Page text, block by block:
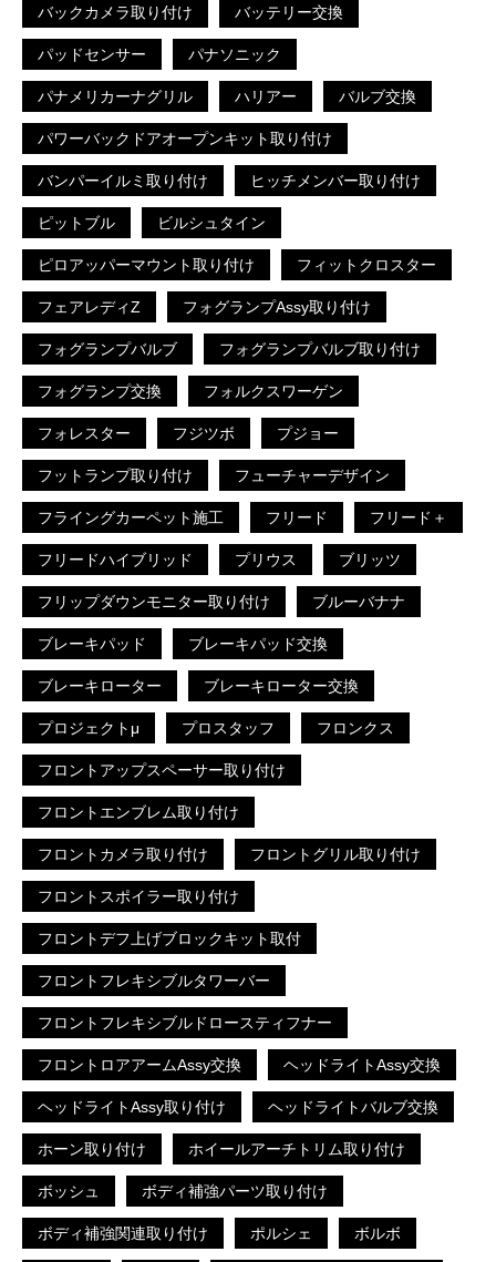
バックカメラ取り付け バッテリー交換
パッドセンサー パナソニック
パナメリカーナグリル ハリアー バルブ交換
パワーバックドアオープンキット取り付け
バンパーイルミ取り付け ヒッチメンバー取り付け
ピットブル ビルシュタイン
ピロアッパーマウント取り付け フィットクロスター
フェアレディZ フォグランプAssy取り付け
フォグランプバルブ フォグランプバルブ取り付け
フォグランプ交換 フォルクスワーゲン
フォレスター フジツボ プジョー
フットランプ取り付け フューチャーデザイン
フライングカーペット施工 フリード フリード＋
フリードハイブリッド プリウス ブリッツ
フリップダウンモニター取り付け ブルーバナナ
ブレーキパッド ブレーキパッド交換
ブレーキローター ブレーキローター交換
プロジェクトμ プロスタッフ フロンクス
フロントアップスペーサー取り付け
フロントエンブレム取り付け
フロントカメラ取り付け フロントグリル取り付け
フロントスポイラー取り付け
フロントデフ上げブロックキット取付
フロントフレキシブルタワーバー
フロントフレキシブルドロースティフナー
フロントロアアームAssy交換 ヘッドライトAssy交換
ヘッドライトAssy取り付け ヘッドライトバルブ交換
ホーン取り付け ホイールアーチトリム取り付け
ボッシュ ボディ補強パーツ取り付け
ボディ補強関連取り付け ポルシェ ボルボ